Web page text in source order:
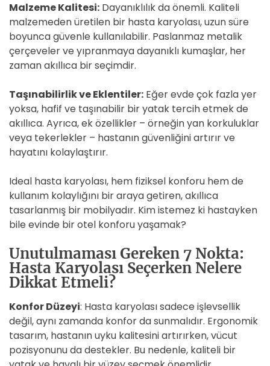
Malzeme Kalitesi: Dayanıklılık da önemli. Kaliteli
malzemeden üretilen bir hasta karyolası, uzun süre
boyunca güvenle kullanılabilir. Paslanmaz metalik
çerçeveler ve yıpranmaya dayanıklı kumaşlar, her
zaman akıllıca bir seçimdir.
Taşınabilirlik ve Eklentiler: Eğer evde çok fazla yer
yoksa, hafif ve taşınabilir bir yatak tercih etmek de
akıllıca. Ayrıca, ek özellikler – örneğin yan korkuluklar
veya tekerlekler – hastanın güvenliğini artırır ve
hayatını kolaylaştırır.
Ideal hasta karyolası, hem fiziksel konforu hem de
kullanım kolaylığını bir araya getiren, akıllıca
tasarlanmış bir mobilyadır. Kim istemez ki hastayken
bile evinde bir otel konforu yaşamak?
Unutulmaması Gereken 7 Nokta:
Hasta Karyolası Seçerken Nelere
Dikkat Etmeli?
Konfor Düzeyi: Hasta karyolası sadece işlevsellik
değil, aynı zamanda konfor da sunmalıdır. Ergonomik
tasarım, hastanın uyku kalitesini artırırken, vücut
pozisyonunu da destekler. Bu nedenle, kaliteli bir